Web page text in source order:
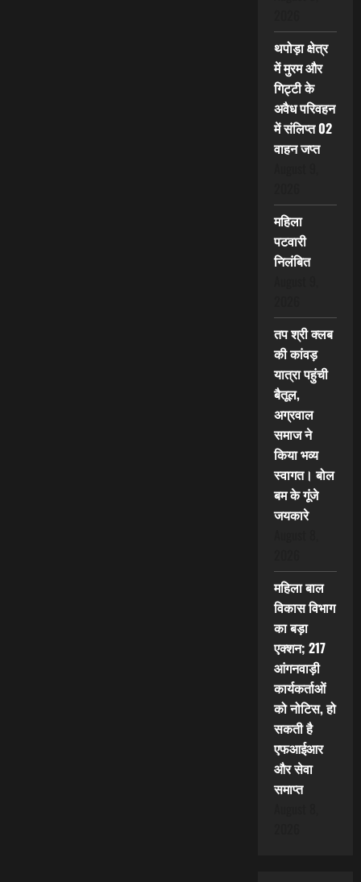
थपोड़ा क्षेत्र
में मुरम और
गिट्टी के
अवैध परिवहन
में संलिप्त 02
वाहन जप्त
महिला
पटवारी
निलंबित
तप श्री क्लब
की कांवड़
यात्रा पहुंची
बैतूल,
अग्रवाल
समाज ने
किया भव्य
स्वागत। बोल
बम के गूंजे
जयकारे
महिला बाल
विकास विभाग
का बड़ा
एक्शन; 217
आंगनवाड़ी
कार्यकर्ताओं
को नोटिस, हो
सकती है
एफआईआर
और सेवा
समाप्त